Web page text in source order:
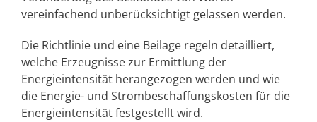
vereinfachend unberücksichtigt gelassen werden.
Die Richtlinie und eine Beilage regeln detailliert,
welche Erzeugnisse zur Ermittlung der
Energieintensität herangezogen werden und wie
die Energie- und Strombeschaffungskosten für die
Energieintensität festgestellt wird.